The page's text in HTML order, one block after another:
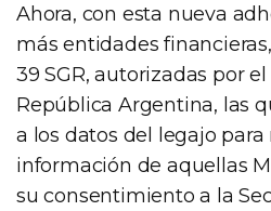
Ahora, con esta nueva
más entidades
39 SGR, autorizadas por
República Argentina, las
a los datos del legajo
información de aquellas
su consentimiento a la